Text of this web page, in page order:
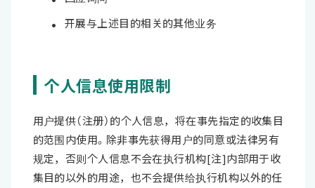
开展与上述目的相关的其他业务
个人信息使用限制
用户提供（注册）的个人信息，将在事先指定的收集目
的范围内使用。除非事先获得用户的同意或法律另有
规定，否则个人信息不会在执行机构[注]内部用于收
集目的以外的用途，也不会提供给执行机构以外的任